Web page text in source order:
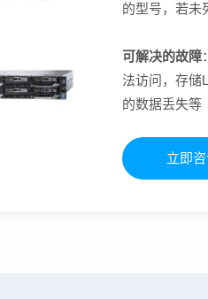
的型号，若未
可解决的故障
法访问，存储
的数据丢失等
立即